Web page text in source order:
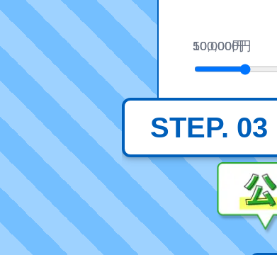
10,000円
500,000円
STEP. 03